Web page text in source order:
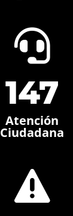

147
Atención
Ciudadana
